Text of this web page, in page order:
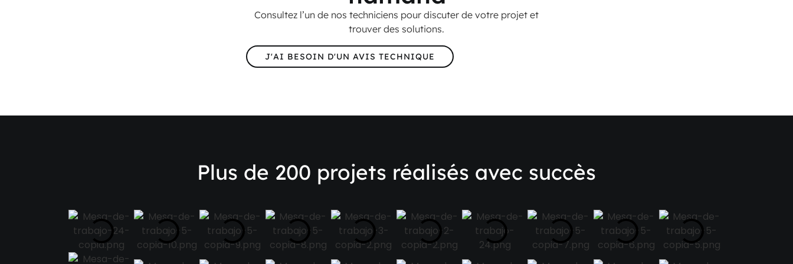
Consultez l’un de nos techniciens pour discuter de votre projet et
trouver des solutions.
J'AI BESOIN D'UN AVIS TECHNIQUE
Plus de 200 projets réalisés avec succès